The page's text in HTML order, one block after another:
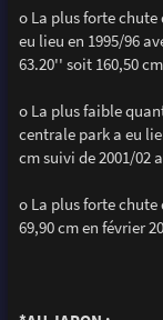
o La plus forte chute
eu lieu en 1995/96
63.20'' soit 160,50
o La plus faible
centrale park a eu
cm suivi de 2001/02
o La plus forte chute
69,90 cm en février